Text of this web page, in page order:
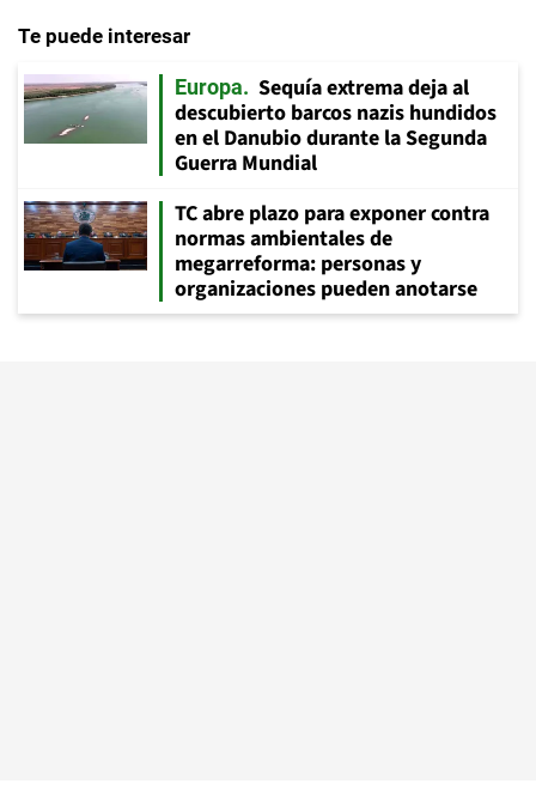
Te puede interesar
Europa
Sequía extrema deja al
descubierto barcos nazis hundidos
en el Danubio durante la Segunda
Guerra Mundial
TC abre plazo para exponer contra
normas ambientales de
megarreforma: personas y
organizaciones pueden anotarse